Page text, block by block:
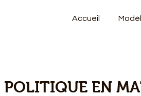
Accueil
POLITIQUE EN